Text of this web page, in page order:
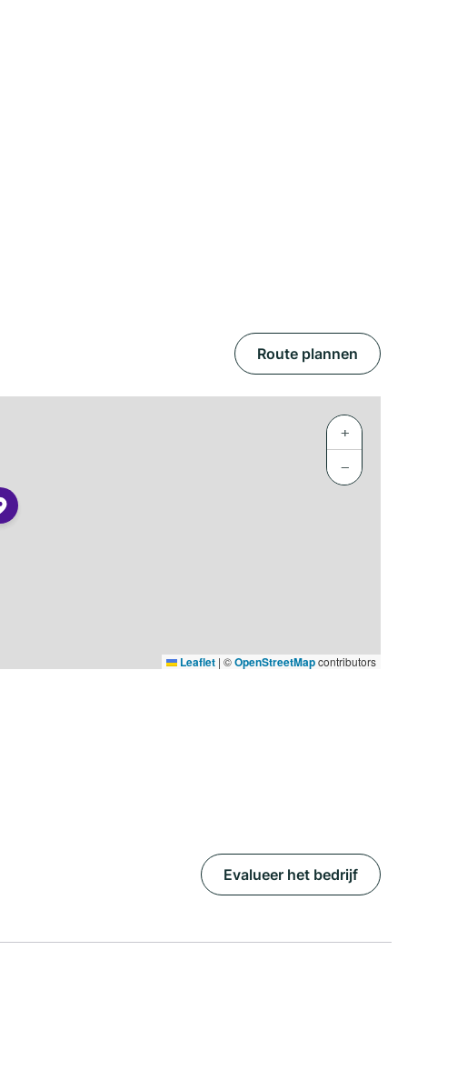
Route plannen
+
−
Leaflet | ©OpenStreetMapcontributors
Evalueer het bedrijf